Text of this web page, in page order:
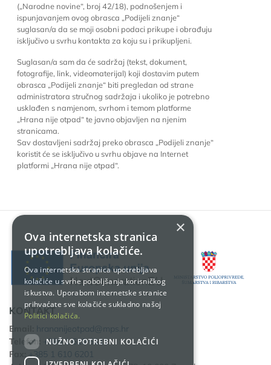
(„Narodne novine“, broj 42/18), podnošenjem i
ispunjavanjem ovog obrasca „Podijeli znanje“
suglasan/a da se moji osobni podaci prikupe i obrađuju
isključivo u svrhu kontakta za koju su i prikupljeni.
Suglasan/a sam da će sadržaj (tekst, dokument,
fotografije, link, videomaterijal) koji dostavim putem
obrasca „Podijeli znanje“ biti pregledan od strane
administratora stručnog sadržaja i ukoliko je potrebno
usklađen s namjenom, svrhom i temom platforme
„Hrana nije otpad“ te javno objavljen na njenim
stranicama.
Sav dostavljeni sadržaj preko obrasca „Podijeli znanje“
koristit će se isključivo u svrhu objave na Internet
platformi „Hrana nije otpad“.
KONTAKT
Email:
hrananijeotpad@mps.hr
Telefon:
+385 1 610 6111
Fax:
+385 1 610 6201
×
Ova internetska stranica
upotrebljava kolačiće.
Ova internetska stranica upotrebljava
kolačiće u svrhe poboljšanja korisničkog
iskustva. Uporabom internetske stranice
prihvaćate sve kolačiće sukladno našoj
Politici kolačića.
NUŽNO POTREBNI KOLAČIĆI